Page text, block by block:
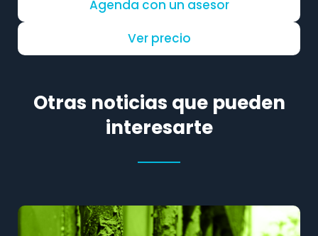
Agenda con un asesor
Ver precio
Otras noticias que pueden
interesarte